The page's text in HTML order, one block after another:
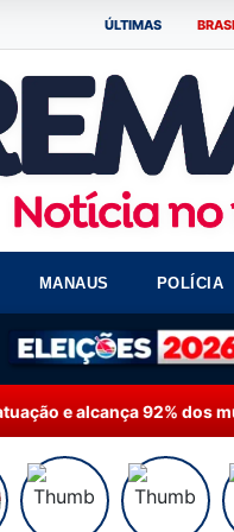
ÚLTIMAS
MANAUS POLÍCIA
municípios do Amazonas